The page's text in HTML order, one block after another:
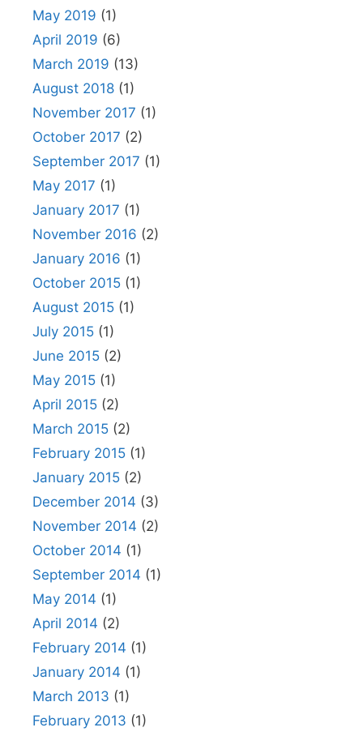
May 2019 (1)
April 2019 (6)
March 2019 (13)
August 2018 (1)
November 2017 (1)
October 2017 (2)
September 2017 (1)
May 2017 (1)
January 2017 (1)
November 2016 (2)
January 2016 (1)
October 2015 (1)
August 2015 (1)
July 2015 (1)
June 2015 (2)
May 2015 (1)
April 2015 (2)
March 2015 (2)
February 2015 (1)
January 2015 (2)
December 2014 (3)
November 2014 (2)
October 2014 (1)
September 2014 (1)
May 2014 (1)
April 2014 (2)
February 2014 (1)
January 2014 (1)
March 2013 (1)
February 2013 (1)